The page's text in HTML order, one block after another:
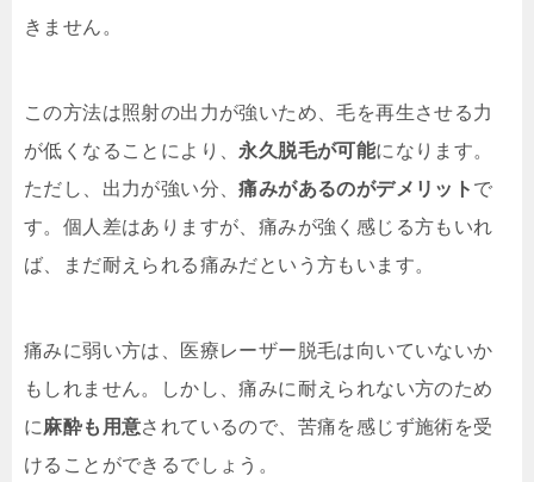
きません。
この方法は照射の出力が強いため、毛を再生させる力
が低くなることにより、 永久脱毛が可能になります。
ただし、出力が強い分、痛みがあるのがデメリット で
す。個人差はありますが、痛みが強く感じる方もいれ
ば、まだ耐えられる痛みだという方もいます。
痛みに弱い方は、医療レーザー脱毛は向いていないか
もしれません。しかし、痛みに耐えられない方のため
に麻酔も用意されているので、苦痛を感じず施術を受
けることができるでしょう。